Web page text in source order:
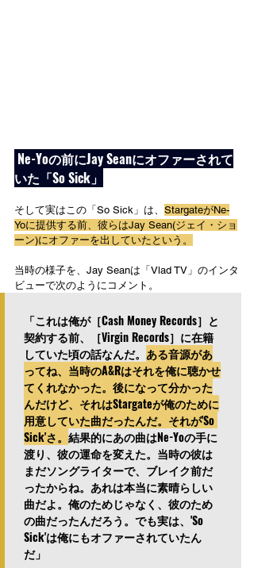
いた「So Sick」
そして実はこの「So Sick」は、 StargateがNe-
Yoに提供する前、彼らはJay Sean(ジェイ・ショ
ーン)にオファーを出していたという。
当時の様子を、Jay Seanは「Vlad TV」のインタ
ビューで次のようにコメント。
「これは俺が［Cash Money Records］と
契約する前、［Virgin Records］に在籍
していた頃の話なんだ。 ある音源があ
ってね、当時のA&Rはそれを俺に聴かせ
てくれなかった。後になって分かった
んだけど、それはStargateが俺のために
用意していた曲だったんだ。それが'So
Sick'さ。 結果的にあの曲はNe-Yoの手に
渡り、彼の運命を変えた。当時の彼は
まだソングライターで、ブレイク前だ
ったからね。あれは本当に素晴らしい
曲だよ。俺のためじゃなく、彼のため
の曲だったんだろう。でも実は、'So
Sick'は俺にもオファーされていたん
だ」